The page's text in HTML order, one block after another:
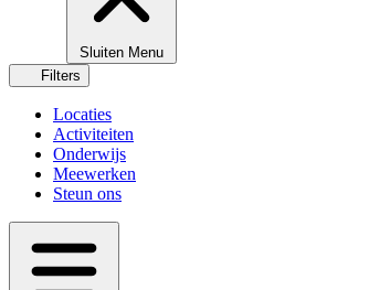
Sluiten Menu
Filters
Locaties
Activiteiten
Onderwijs
Meewerken
Steun ons